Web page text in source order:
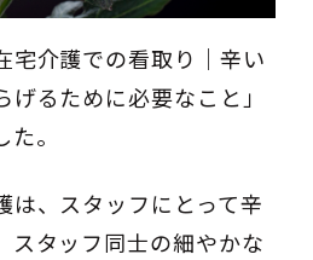
宅介護での看取り｜辛い
るために必要なこと」
。
は、スタッフにとって辛
スタッフ同士の細やかな